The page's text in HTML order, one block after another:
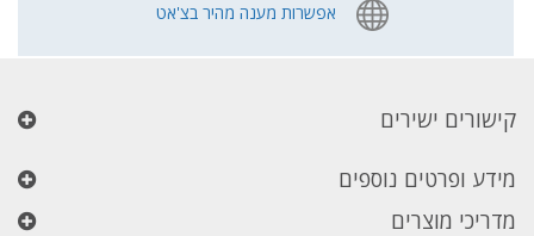
אפשרות מענה מהיר בצ'אט
קישורים ישירים
מידע ופרטים נוספים
מדריכי מוצרים